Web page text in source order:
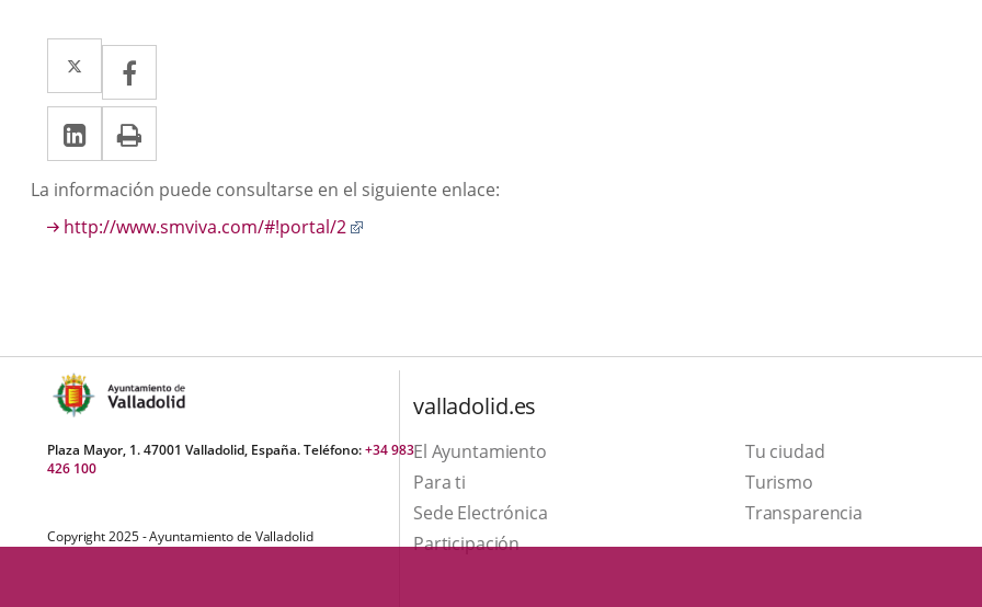
Twitter
Enlace
a
una
aplicación
externa.
a
una
aplicación
externa.
LinkedIn
Enlace
a
una
aplicación
Descripción
La información puede consultarse en el siguiente enlace:
http://www.smviva.com/#!portal/2
Plaza Mayor, 1. 47001 Valladolid, España. Teléfono:+34 983
426 100
Copyright 2025 - Ayuntamiento de Valladolid
valladolid.es
El Ayuntamiento
Tu ciudad
Para ti
TurismoEste
enlace
se
Sede ElectrónicaEnlace
a
Transparencia
Participación